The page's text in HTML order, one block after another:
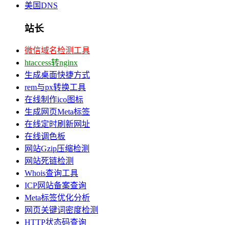
美国DNS
站长
微信域名检测工具
htaccess转nginx
生成桌面快捷方式
rem与px转换工具
在线制作ico图标
生成网页Meta标签
在线定时刷新网址
在线调色板
网站Gzip压缩检测
网站死链检测
Whois查询工具
ICP网站备案查询
Meta标签优化分析
网页关键词密度检测
HTTP状态码查询